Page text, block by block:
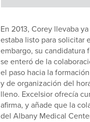
En 2013, Corey llevaba
estaba listo para solicitar
embargo, su candidatura
se enteró de la
el paso hacia la
y de organización del
lleno. Excelsior ofrecía
afirma, y añade que la
del Albany Medical